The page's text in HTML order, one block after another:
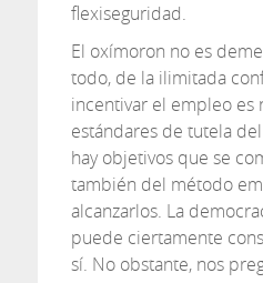
flexiseguridad.
El oxímoron no es
todo, de la ilimitada
incentivar el empleo es
estándares de tutela
hay objetivos que se
también del método
alcanzarlos. La
puede ciertamente
sí. No obstante, nos